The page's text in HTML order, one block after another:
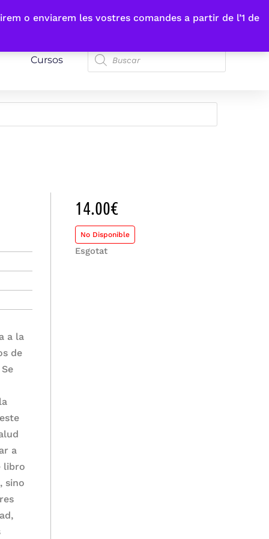
o enviarem les vostres comandes a partir de l’1 de
Cursos
a la
de
a
libro
sino
14.00€
No Disponible
Esgotat